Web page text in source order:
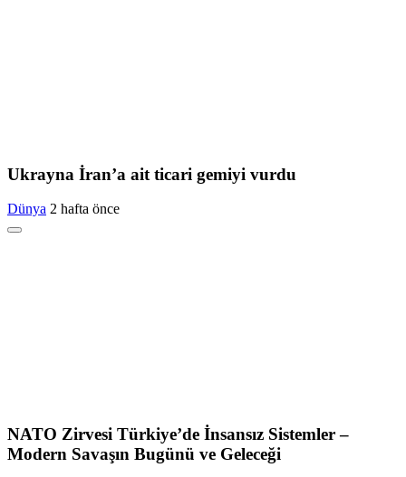
Ukrayna İran’a ait ticari gemiyi vurdu
Dünya 2 hafta önce
NATO Zirvesi Türkiye’de İnsansız Sistemler –
Modern Savaşın Bugünü ve Geleceği